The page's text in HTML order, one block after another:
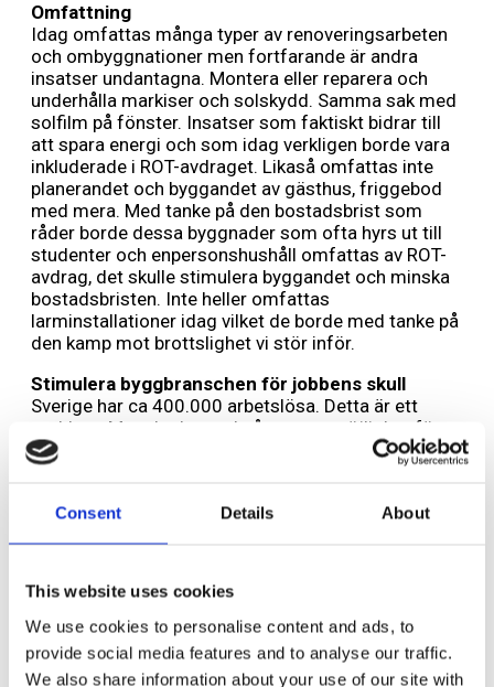
Consent Details About
This website uses cookies
We use cookies to personalise content and ads, to
provide social media features and to analyse our traffic.
We also share information about your use of our site with
Omfattning
Idag omfattas många typer av renoveringsarbeten
och ombyggnationer men fortfarande är andra
insatser undantagna. Montera eller reparera och
underhålla markiser och solskydd. Samma sak med
solfilm på fönster. Insatser som faktiskt bidrar till
att spara energi och som idag verkligen borde vara
inkluderade i ROT-avdraget. Likaså omfattas inte
planerandet och byggandet av gästhus, friggebod
med mera. Med tanke på den bostadsbrist som
råder borde dessa byggnader som ofta hyrs ut till
studenter och enpersonshushåll omfattas av ROT-
avdrag, det skulle stimulera byggandet och minska
bostadsbristen. Inte heller omfattas
larminstallationer idag vilket de borde med tanke på
den kamp mot brottslighet vi stör inför.
Stimulera byggbranschen för jobbens skull
Sverige har ca 400.000 arbetslösa. Detta är ett
problem. Men det kan också vara en möjlighet för
landet. Om småföretagandet stimuleras och fler
kommer i arbete, skapas fler skatteintäkter och en
infrastruktur, energi, polis och försvar och med fler i
arbete kan detta lösas. Många byggföretag är
komma att skapas. Redan idag så skapas 4 av 5 nya
jobb i de små och medelstora företagen. Med 1
miljon småföretag är jobbskapande i dessa en
enorm möjlighet. Då är byggbranschen en viktig
aktör och med ett förstärkt och höjt ROT-avdrag